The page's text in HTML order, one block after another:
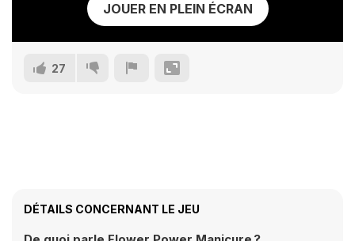
JOUER EN PLEIN ÉCRAN
27
DÉTAILS CONCERNANT LE JEU